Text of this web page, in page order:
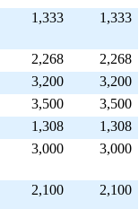
1,333 1,333
2,268
2,268
3,200
3,200
3,500
3,500
1,308
1,308
3,000
3,000
2,100 2,100